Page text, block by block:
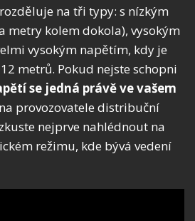
na tři typy: s nízkým
metry kolem dokola), vysokým
vysokým napětím, kdy je
metrů. Pokud nejste schopni
se jedná právě ve vašem
provozovatele distribuční
nejprve nahlédnout na
režimu, kde bývá vedení